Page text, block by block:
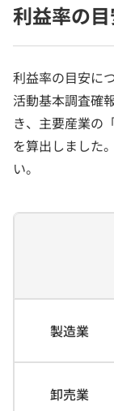
利益率の
利益率の目安に
活動基本調査確
き、主要産業の
を算出しました
い。
製造業
卸売業